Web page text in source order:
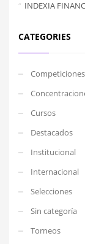
INDEXIA
CATEGORIES
Competiciones
Cursos
Destacados
Institucional
Internacional
Selecciones
Sin categoría
Torneos